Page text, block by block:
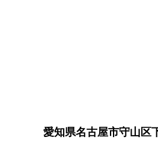
愛知県名古屋市守山区